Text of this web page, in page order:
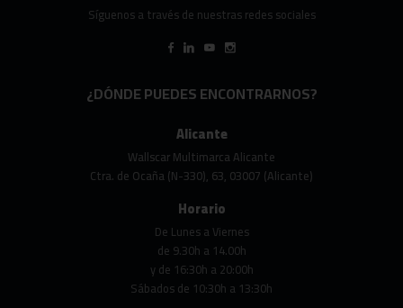
Síguenos a través de nuestras redes sociales
¿DÓNDE PUEDES ENCONTRARNOS?
Alicante
Wallscar Multimarca Alicante
Ctra. de Ocaña (N-330), 63, 03007 (Alicante)
Horario
De Lunes a Viernes
de 9.30h a 14.00h
y de 16:30h a 20:00h
Sábados de 10:30h a 13:30h